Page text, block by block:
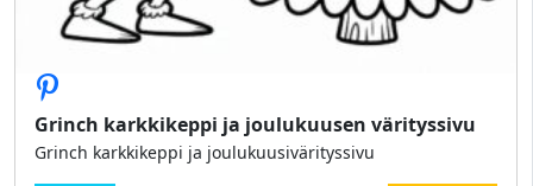
Grinch karkkikeppi ja joulukuusen värityssivu
Grinch karkkikeppi ja joulukuusivärityssivu